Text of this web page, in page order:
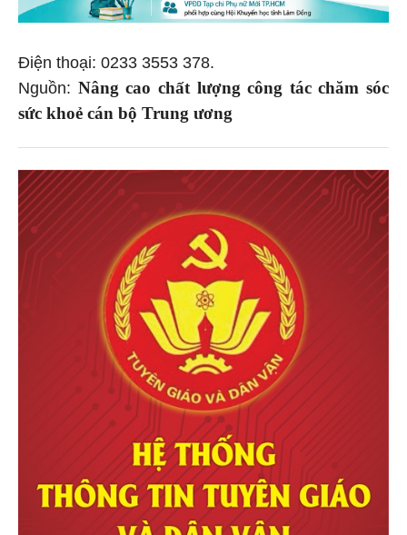
Điện thoại: 0233 3553 378.
Nguồn: Nâng cao chất lượng công tác chăm sóc
sức khoẻ cán bộ Trung ương